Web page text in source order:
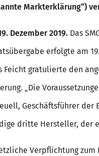
Markterklärung“)
Dezember 2019. Das
erfolgte am
Feicht gratulierte den
„Die
Geschäftsführer der
dritte Hersteller, der
Verpflichtung